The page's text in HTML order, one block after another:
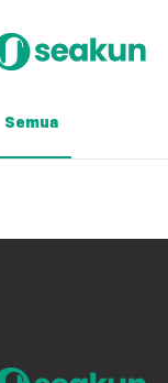
Semua